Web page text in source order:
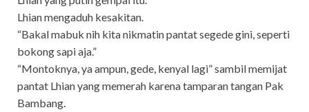
Lhian mengaduh kesakitan.
“Bakal mabuk nih kita nikmatin pantat segede gini, seperti
bokong sapi aja.”
“Montoknya, ya ampun, gede, kenyal lagi” sambil memijat
pantat Lhian yang memerah karena tamparan tangan Pak
Bambang.